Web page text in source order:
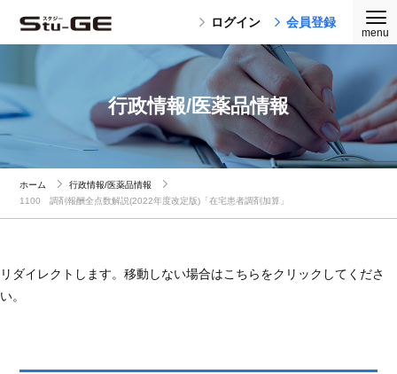
ログイン 会員登録
行政情報/医薬品情報
ホーム
行政情報/医薬品情報
1100 調剤報酬全点数解説(2022年度改定版)「在宅患者調剤加算」
リダイレクトします。移動しない場合はこちらをクリックしてくださ
い。